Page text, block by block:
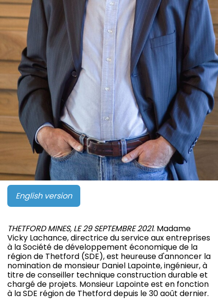
English version
THETFORD MINES, LE 29 SEPTEMBRE 2021. Madame
Vicky Lachance, directrice du service aux entreprises
à la Société de développement économique de la
région de Thetford (SDE), est heureuse d'annoncer la
nomination de monsieur Daniel Lapointe, ingénieur, à
titre de conseiller technique construction durable et
chargé de projets. Monsieur Lapointe est en fonction
à la SDE région de Thetford depuis le 30 août dernier.